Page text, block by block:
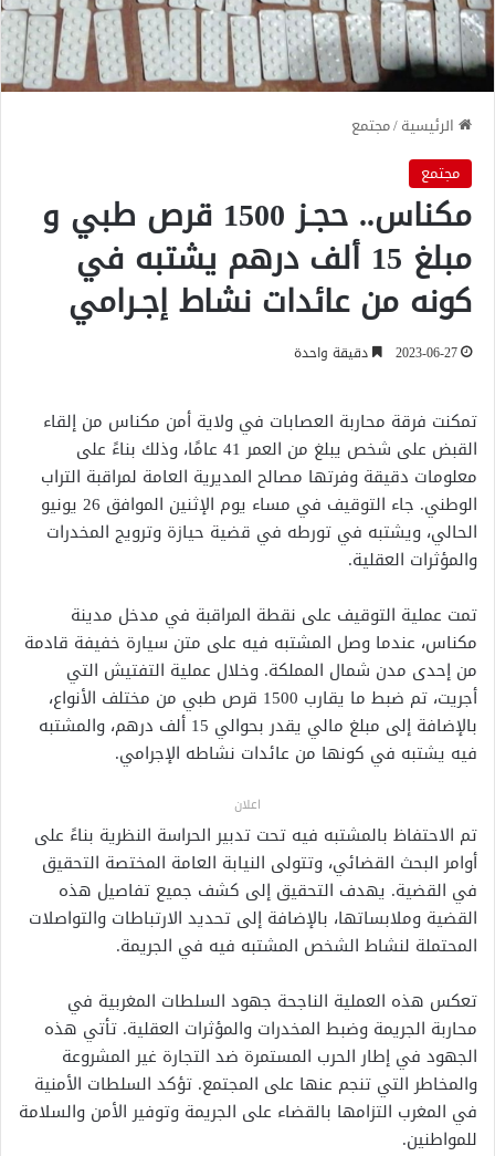
الرئيسية/مجتمع
مجتمع
مكناس.. حجـز 1500 قرص طبي و
مبلغ 15 ألف درهم يشتبه في
كونه من عائدات نشاط إجـرامي
2023-06-27 دقيقة واحدة
تمكنت فرقة محاربة العصابات في ولاية أمن مكناس من إلقاء
القبض على شخص يبلغ من العمر 41 عامًا، وذلك بناءً على
معلومات دقيقة وفرتها مصالح المديرية العامة لمراقبة التراب
الوطني. جاء التوقيف في مساء يوم الإثنين الموافق 26 يونيو
الحالي، ويشتبه في تورطه في قضية حيازة وترويج المخدرات
والمؤثرات العقلية.
تمت عملية التوقيف على نقطة المراقبة في مدخل مدينة
مكناس، عندما وصل المشتبه فيه على متن سيارة خفيفة قادمة
من إحدى مدن شمال المملكة. وخلال عملية التفتيش التي
أجريت، تم ضبط ما يقارب 1500 قرص طبي من مختلف الأنواع،
بالإضافة إلى مبلغ مالي يقدر بحوالي 15 ألف درهم، والمشتبه
فيه يشتبه في كونها من عائدات نشاطه الإجرامي.
اعلان
تم الاحتفاظ بالمشتبه فيه تحت تدبير الحراسة النظرية بناءً على
أوامر البحث القضائي، وتتولى النيابة العامة المختصة التحقيق
في القضية. يهدف التحقيق إلى كشف جميع تفاصيل هذه
القضية وملابساتها، بالإضافة إلى تحديد الارتباطات والتواصلات
المحتملة لنشاط الشخص المشتبه فيه في الجريمة.
تعكس هذه العملية الناجحة جهود السلطات المغربية في
محاربة الجريمة وضبط المخدرات والمؤثرات العقلية. تأتي هذه
الجهود في إطار الحرب المستمرة ضد التجارة غير المشروعة
والمخاطر التي تنجم عنها على المجتمع. تؤكد السلطات الأمنية
في المغرب التزامها بالقضاء على الجريمة وتوفير الأمن والسلامة
للمواطنين.